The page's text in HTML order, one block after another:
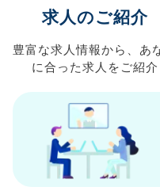
求人のご紹介
豊富な求人情報から、 あ
に合った求人を ご紹介